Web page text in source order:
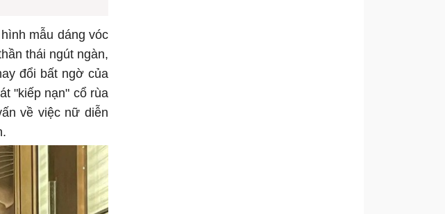
mẫu dáng vóc
thái ngút ngàn,
đổi bất ngờ của
"kiếp nạn" cổ rùa
về việc nữ diễn